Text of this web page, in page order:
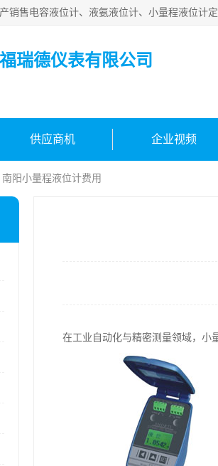
瑞德仪表有限公司
供应商机 企业视频
南阳小量程液位计费用
在工业自动化与精密测量领域，小